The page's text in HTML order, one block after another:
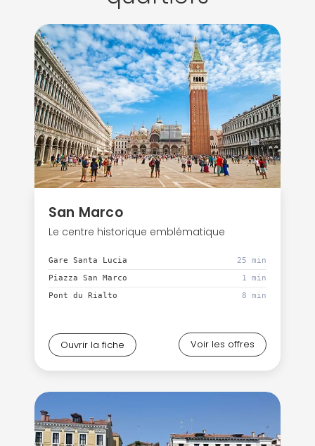
San Marco
Le centre historique emblématique
Gare Santa Lucia
25 min
Piazza San Marco
1 min
Pont du Rialto
8 min
Ouvrir la fiche Voir les offres